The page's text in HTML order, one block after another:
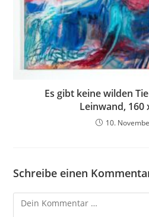
Es gibt keine wilden
Leinwand, 160
10.
Schreibe einen